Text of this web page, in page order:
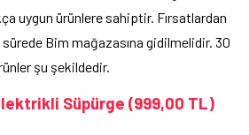
uygun ürünlere sahiptir. Fırsatlardan
Bim mağazasına gidilmelidir. 30
şu şekildedir.
Süpürge (999,00 TL)